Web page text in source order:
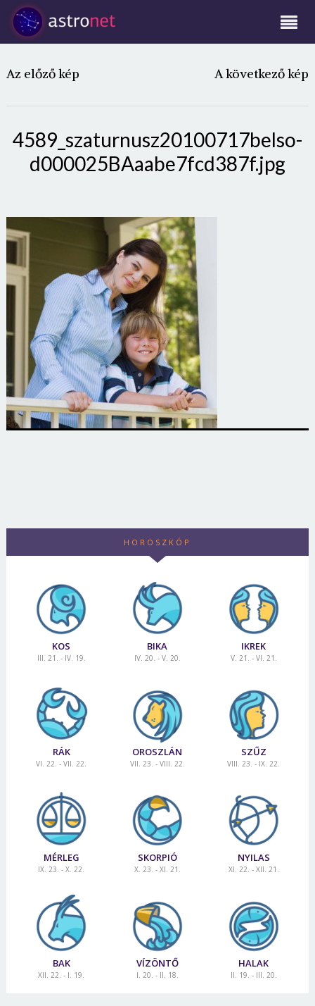
Az előző kép A következő kép
4589_szaturnusz20100717belso-
d000025BAaabe7fcd387f.jpg
HOROSZKÓP
KOS
III. 21. - IV. 19.
BIKA
IV. 20. - V. 20.
IKREK
V. 21. - VI. 21.
RÁK
VI. 22. - VII. 22.
OROSZLÁN
VII. 23. - VIII. 22.
SZŰZ
VIII. 23. - IX. 22.
MÉRLEG
IX. 23. - X. 22.
SKORPIÓ
X. 23. - XI. 21.
NYILAS
XI. 22. - XII. 21.
BAK
XII. 22. - I. 19.
VÍZÖNTŐ
I. 20. - II. 18.
HALAK
II. 19. - III. 20.